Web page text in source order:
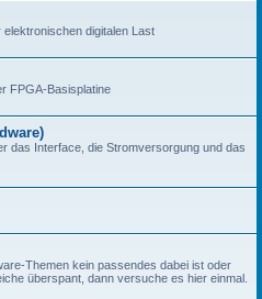
digitalen Last
FPGA-Basisplatine
das Interface, die Stromversorgung und das
Themen kein passendes dabei ist oder
überspant, dann versuche es hier einmal.